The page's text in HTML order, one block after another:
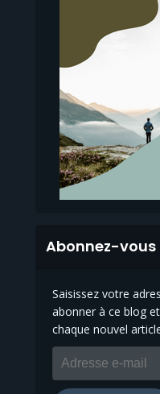
Abonnez-
Saisissez votre
abonner à ce blog
chaque nouvel
e-
mail